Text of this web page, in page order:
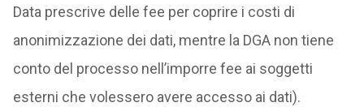
Data prescrive delle fee per coprire i costi di
anonimizzazione dei dati, mentre la DGA non tiene
conto del processo nell’imporre fee ai soggetti
esterni che volessero avere accesso ai dati).